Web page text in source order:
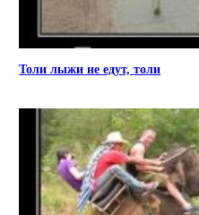
Толи лыжи не едут, толи